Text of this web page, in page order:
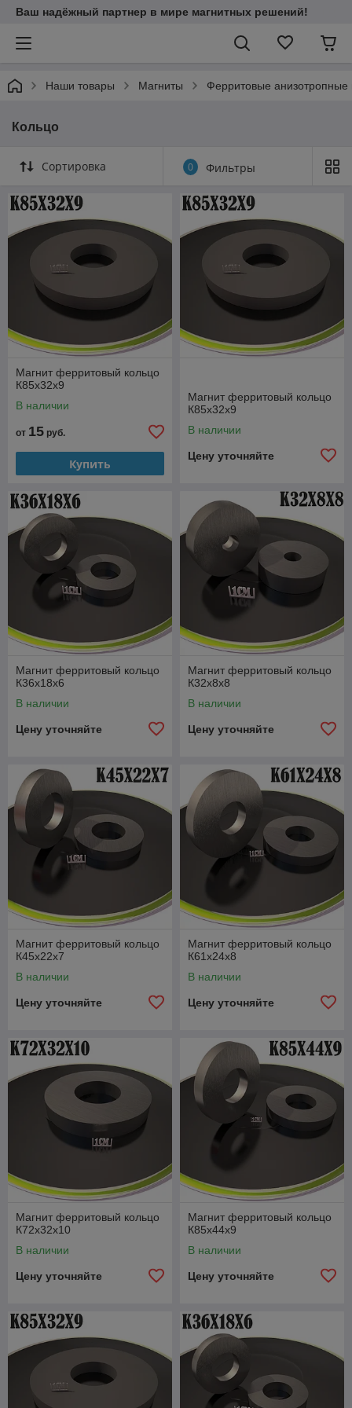
Ваш надёжный партнер в мире магнитных решений!
Наши товары Магниты Ферритовые анизотропные
Кольцо
Сортировка 0 Фильтры
Магнит ферритовый кольцо
К85х32х9
В наличии
от 15 руб.
Купить
Магнит ферритовый кольцо
К85х32х9
В наличии
Цену уточняйте
Магнит ферритовый кольцо
К36х18х6
В наличии
Цену уточняйте
Магнит ферритовый кольцо
К32х8х8
В наличии
Цену уточняйте
Магнит ферритовый кольцо
К45х22х7
В наличии
Цену уточняйте
Магнит ферритовый кольцо
К61х24х8
В наличии
Цену уточняйте
Магнит ферритовый кольцо
К72х32х10
В наличии
Цену уточняйте
Магнит ферритовый кольцо
К85х44х9
В наличии
Цену уточняйте